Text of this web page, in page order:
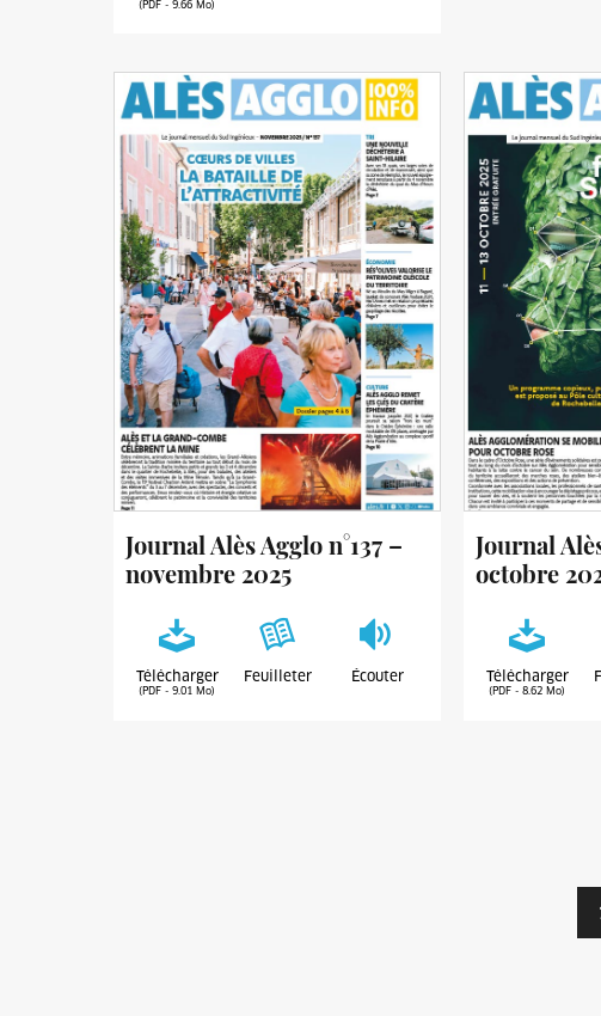
(PDF - 9.66 Mo)
Journal Alès Agglo n°137 –
novembre 2025
Télécharger
(PDF - 9.01 Mo)
Feuilleter Écouter
Journal
octobre
Télécharger
(PDF - 8.62 Mo)